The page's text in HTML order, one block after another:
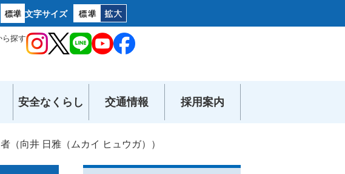
文字サイズ
ら探す
安全なくらし 交通情報 採用案内
（向井 日雅（ムカイ ヒュウガ））